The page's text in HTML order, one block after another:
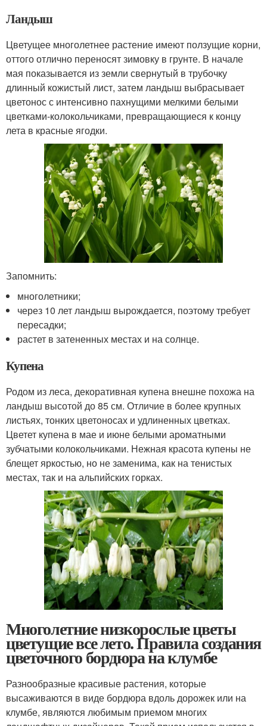
Ландыш
Цветущее многолетнее растение имеют ползущие корни,
оттого отлично переносят зимовку в грунте. В начале
мая показывается из земли свернутый в трубочку
длинный кожистый лист, затем ландыш выбрасывает
цветонос с интенсивно пахнущими мелкими белыми
цветками-колокольчиками, превращающиеся к концу
лета в красные ягодки.
Запомнить:
многолетники;
через 10 лет ландыш вырождается, поэтому требует
пересадки;
растет в затененных местах и на солнце.
Купена
Родом из леса, декоративная купена внешне похожа на
ландыш высотой до 85 см. Отличие в более крупных
листьях, тонких цветоносах и удлиненных цветках.
Цветет купена в мае и июне белыми ароматными
зубчатыми колокольчиками. Нежная красота купены не
блещет яркостью, но не заменима, как на тенистых
местах, так и на альпийских горках.
Многолетние низкорослые цветы
цветущие все лето. Правила создания
цветочного бордюра на клумбе
Разнообразные красивые растения, которые
высаживаются в виде бордюра вдоль дорожек или на
клумбе, являются любимым приемом многих